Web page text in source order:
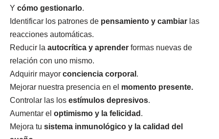
Y cómo gestionarlo.
Identificar los patrones de pensamiento y cambiar las
reacciones automáticas.
Reducir la autocrítica y aprender formas nuevas de
relación con uno mismo.
Adquirir mayor conciencia corporal .
Mejorar nuestra presencia en el momento presente.
Controlar las los estímulos depresivos.
Aumentar el optimismo y la felicidad .
Mejora tu sistema inmunológico y la calidad del